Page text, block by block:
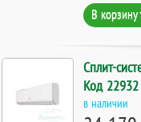
В корзину
Cплит-
Код 22932
в наличии